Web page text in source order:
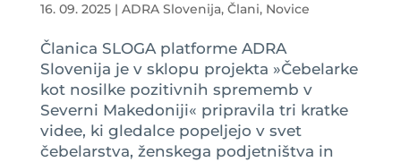
16. 09. 2025| ADRA Slovenija, Člani, Novice
Članica SLOGA platforme ADRA
Slovenija je v sklopu projekta »Čebelarke
kot nosilke pozitivnih sprememb v
Severni Makedoniji« pripravila tri kratke
videe, ki gledalce popeljejo v svet
čebelarstva, ženskega podjetništva in